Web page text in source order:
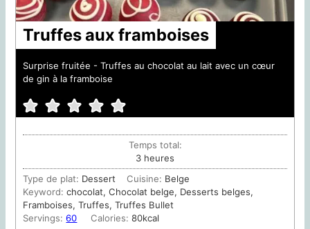
Truffes aux framboises
Surprise fruitée - Truffes au chocolat au lait avec un cœur
de gin à la framboise
Temps total:
3heures
heures
Type de plat: Dessert Cuisine: Belge
Keyword:chocolat, Chocolat belge, Desserts belges,
Framboises, Truffes, Truffes Bullet
Servings:60 Calories:80kcal